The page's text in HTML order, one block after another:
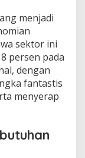
menjadi
sektor ini
persen pada
dengan
fantastis
menyerap